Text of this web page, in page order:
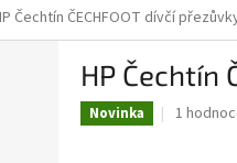
Čechtín ČECHFOOT dívčí
HP Čechtín
Novinka 1